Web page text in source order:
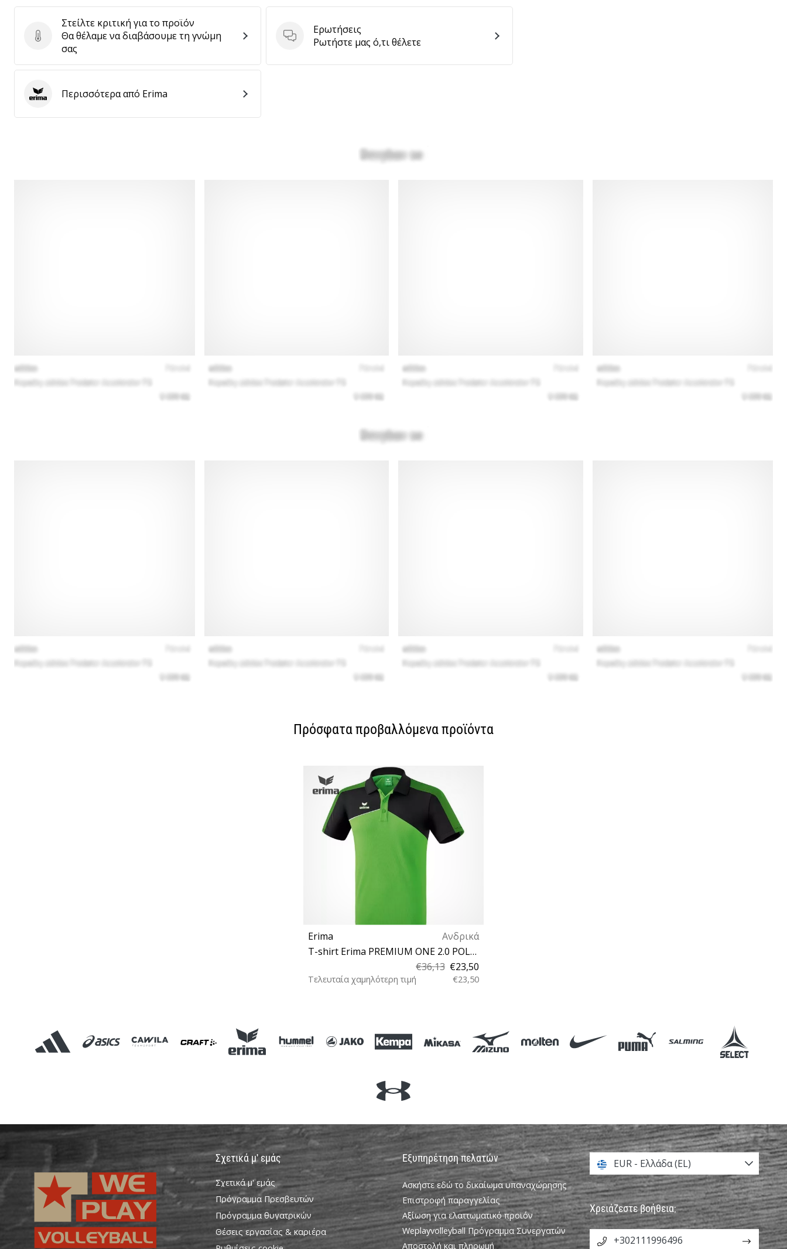
Στείλτε κριτική για το προϊόν
Στείλτε κριτική για το προϊόν
Θα θέλαμε να διαβάσουμε τη γνώμη
σας
Ερωτήσεις
Ερωτήσεις
Ρωτήστε μας ό,τι θέλετε
ErimaΠερισσότερα από Erima
Πρόσφατα προβαλλόμενα προϊόντα
Erima
Ανδρικά
T-shirt Erima PREMIUM ONE 2.0 POLOSHIRT
€36,13 €23,50
Τελευταία χαμηλότερη τιμή €23,50
Σχετικά μ' εμάς
Σχετικά μ' εμάς
Πρόγραμμα Πρεσβευτών
Πρόγραμμα θυγατρικών
Θέσεις εργασίας & καριέρα
Εξυπηρέτηση πελατών
Ασκήστε εδώ το δικαίωμα υπαναχώρησης
Επιστροφή παραγγελίας
Αξίωση για ελαττωματικό προϊόν
Weplayvolleyball Πρόγραμμα Συνεργατών
Αποστολή και πληρωμή
EUR - Ελλάδα (EL)
Χρειάζεστε βοήθεια;
+302111996496